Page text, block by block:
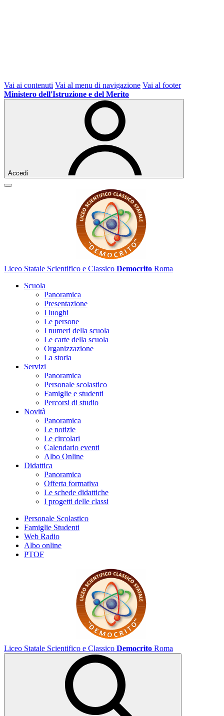
Vai ai contenuti Vai al menu di navigazione Vai al footer
Ministero dell'Istruzione e del Merito
Accedi
Liceo Statale Scientifico e Classico Democrito Roma
Scuola
Panoramica
Presentazione
I luoghi
Le persone
I numeri della scuola
Le carte della scuola
Organizzazione
La storia
Servizi
Panoramica
Personale scolastico
Famiglie e studenti
Percorsi di studio
Novità
Panoramica
Le notizie
Le circolari
Calendario eventi
Albo Online
Didattica
Panoramica
Offerta formativa
Le schede didattiche
I progetti delle classi
Personale Scolastico
Famiglie Studenti
Web Radio
Albo online
PTOF
Liceo Statale Scientifico e Classico Democrito Roma